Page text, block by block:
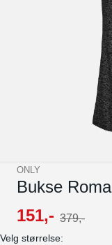
ONLY
Bukse Roma
151,- 379,-
Velg størrelse: